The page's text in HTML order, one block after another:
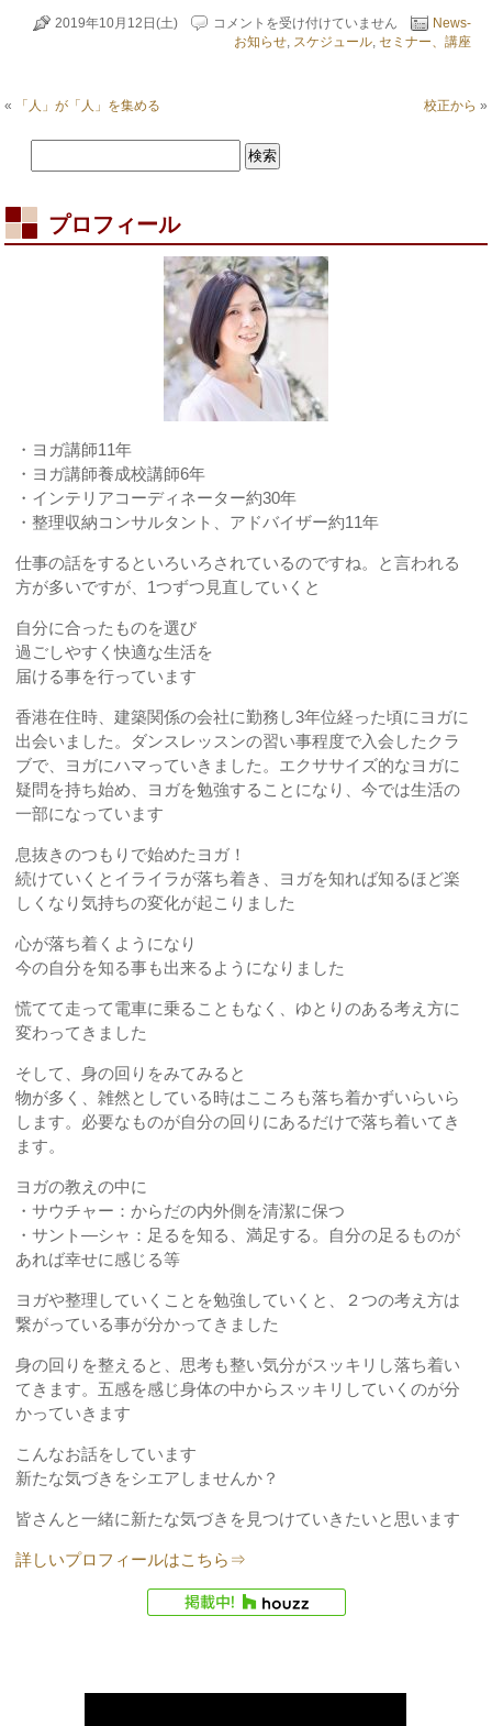
2019年10月12日(土)
台
は
コメントを受け付けていません
News-
お知らせ, スケジュール, セミナー、講座
« 「人」が「人」を集める 校正から »
プロフィール
・ヨガ講師11年
・ヨガ講師養成校講師6年
・インテリアコーディネーター約30年
・整理収納コンサルタント、アドバイザー約11年
仕事の話をするといろいろされているのですね。と言われる
方が多いですが、1つずつ見直していくと
自分に合ったものを選び
過ごしやすく快適な生活を
届ける事を行っています
香港在住時、建築関係の会社に勤務し3年位経った頃にヨガに
出会いました。ダンスレッスンの習い事程度で入会したクラ
ブで、ヨガにハマっていきました。エクササイズ的なヨガに
疑問を持ち始め、ヨガを勉強することになり、今では生活の
一部になっています
息抜きのつもりで始めたヨガ！
続けていくとイライラが落ち着き、ヨガを知れば知るほど楽
しくなり気持ちの変化が起こりました
心が落ち着くようになり
今の自分を知る事も出来るようになりました
慌てて走って電車に乗ることもなく、ゆとりのある考え方に
変わってきました
そして、身の回りをみてみると
物が多く、雑然としている時はこころも落ち着かずいらいら
します。必要なものが自分の回りにあるだけで落ち着いてき
ます。
ヨガの教えの中に
・サウチャー：からだの内外側を清潔に保つ
・サント―シャ：足るを知る、満足する。自分の足るものが
あれば幸せに感じる等
ヨガや整理していくことを勉強していくと、２つの考え方は
繋がっている事が分かってきました
身の回りを整えると、思考も整い気分がスッキリし落ち着い
てきます。五感を感じ身体の中からスッキリしていくのが分
かっていきます
こんなお話をしています
新たな気づきをシエアしませんか？
皆さんと一緒に新たな気づきを見つけていきたいと思います
詳しいプロフィールはこちら⇒